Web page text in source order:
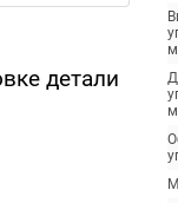
детали